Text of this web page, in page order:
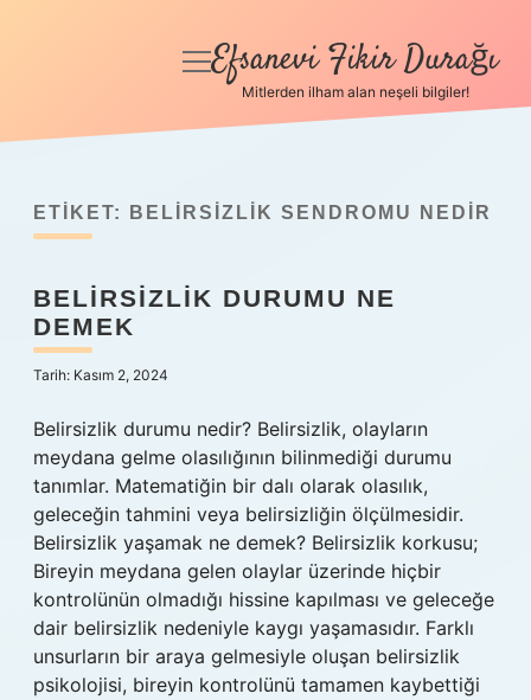
Anasayfa
Yasal Uyarı
Hakkımızda
menüyü
Efsanevi Fikir Durağı
Mitlerden ilham alan neşeli bilgiler!
ETIKET: BELIRSIZLIK SENDROMU NEDIR
BELIRSIZLIK DURUMU NE
DEMEK
Tarih: Kasım 2, 2024
Belirsizlik durumu nedir? Belirsizlik, olayların
meydana gelme olasılığının bilinmediği durumu
tanımlar. Matematiğin bir dalı olarak olasılık,
geleceğin tahmini veya belirsizliğin ölçülmesidir.
Belirsizlik yaşamak ne demek? Belirsizlik korkusu;
Bireyin meydana gelen olaylar üzerinde hiçbir
kontrolünün olmadığı hissine kapılması ve geleceğe
dair belirsizlik nedeniyle kaygı yaşamasıdır. Farklı
unsurların bir araya gelmesiyle oluşan belirsizlik
psikolojisi, bireyin kontrolünü tamamen kaybettiği